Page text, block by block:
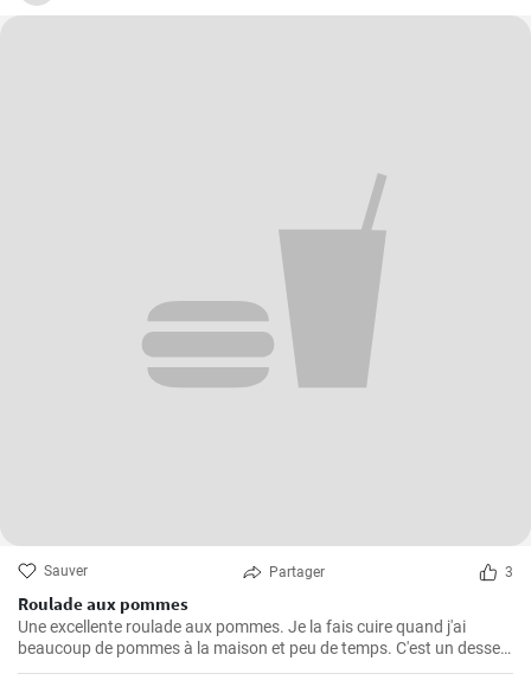
Sauver Partager 3
Roulade aux pommes
Une excellente roulade aux pommes. Je la fais cuire quand j'ai
beaucoup de pommes à la maison et peu de temps. C'est un dessert
rapide et facile qui plait toujours.